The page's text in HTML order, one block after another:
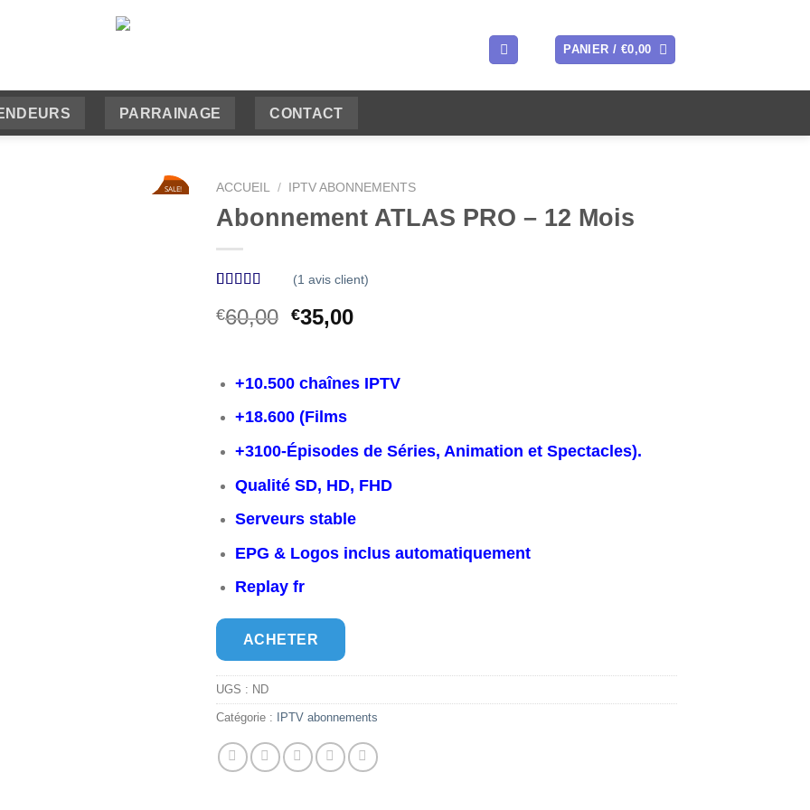
PANIER / €0,00
PARRAINAGE CONTACT
SALE! ACCUEIL / IPTV ABONNEMENTS
Abonnement ATLAS PRO – 12 Mois
sur 5 basé
sur
(1 avis client)
€60,00 Le
était :
€35,00Le
est :
+10.500 chaînes IPTV
+18.600 (Films
+3100-Épisodes de Séries, Animation et Spectacles).
Qualité SD, HD, FHD
Serveurs stable
EPG & Logos inclus automatiquement
Replay fr
ACHETER
UGS : ND
Catégorie : IPTV abonnements